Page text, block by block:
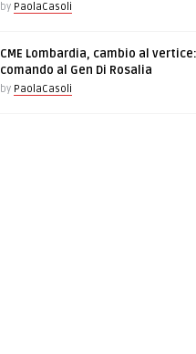
by PaolaCasoli
CME Lombardia, cambio al
comando al Gen Di Rosalia
by PaolaCasoli